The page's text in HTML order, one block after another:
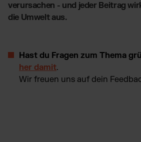
verursachen - und jeder Beitrag
die Umwelt aus.
Hast du Fragen zum Thema
her damit.
Wir freuen uns auf dein